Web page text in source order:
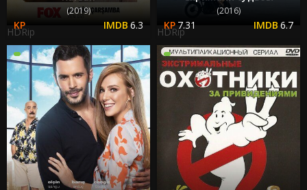
(2019)
6.3
HDRip
(2016)
7.31 6.7
HDRip